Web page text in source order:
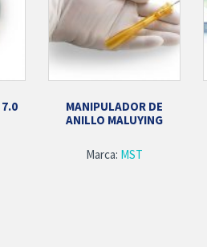
MANIPULADOR DE
ANILLO MALUYING
Marca: MST